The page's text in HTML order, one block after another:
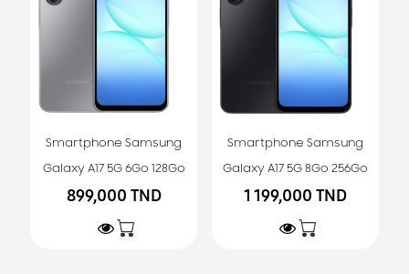
Smartphone Samsung
Galaxy A17 5G 6Go 128Go
899,000 TND
Smartphone Samsung
Galaxy A17 5G 8Go 256Go
1 199,000 TND